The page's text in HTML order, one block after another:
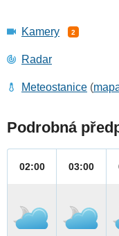
Kamery 2
Radar
Meteostanice (
Podrobná
02:00 03:00